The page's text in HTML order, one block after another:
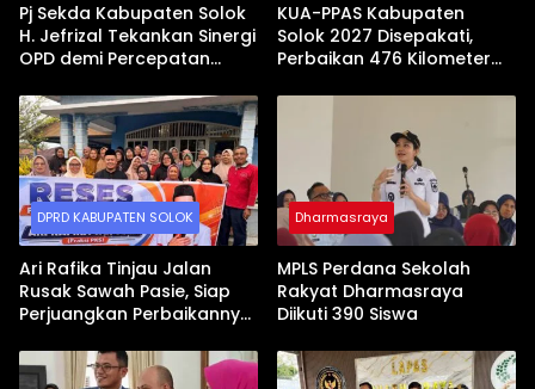
Pj Sekda Kabupaten Solok
H. Jefrizal Tekankan Sinergi
OPD demi Percepatan
KUA-PPAS Kabupaten
Solok 2027 Disepakati,
Perbaikan 476 Kilometer
DPRD KABUPATEN SOLOK
Ari Rafika Tinjau Jalan
Rusak Sawah Pasie, Siap
Perjuangkan Perbaikannya
Dharmasraya
MPLS Perdana Sekolah
Rakyat Dharmasraya
Diikuti 390 Siswa